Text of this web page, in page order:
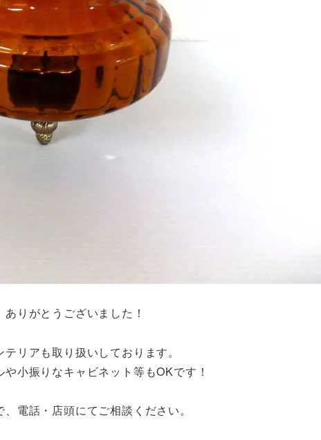
りがとうございました！
リアも取り扱いしております。
小振りなキャビネット等もOKです！
電話・店頭にてご相談ください。